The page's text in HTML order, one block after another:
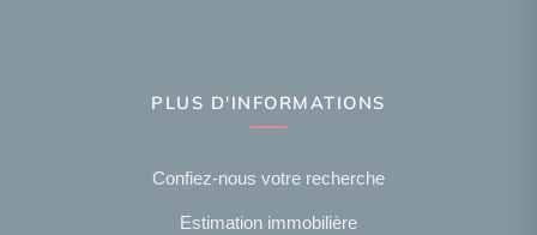
PLUS D'INFORMATIONS
Confiez-nous votre recherche
Estimation immobilière